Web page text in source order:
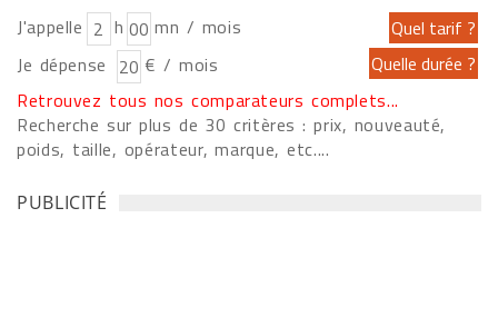
J'appelle h
mn / mois
Je dépense
€ / mois
Retrouvez tous nos comparateurs complets...
Recherche sur plus de 30 critères : prix, nouveauté,
poids, taille, opérateur, marque, etc....
PUBLICITÉ